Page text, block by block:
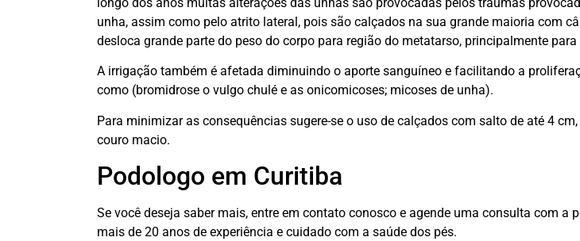
unha, assim como pelo atrito lateral, pois são calçados na sua grande maioria com
desloca grande parte do peso do corpo para região do metatarso, principalmente para
A irrigação também é afetada diminuindo o aporte sanguíneo e facilitando a
como (bromidrose o vulgo chulé e as onicomicoses; micoses de unha).
Para minimizar as consequências sugere-se o uso de calçados com salto de até 4
couro macio.
Podologo em Curitiba
Se você deseja saber mais, entre em contato conosco e agende uma consulta com a
mais de 20 anos de experiência e cuidado com a saúde dos pés.